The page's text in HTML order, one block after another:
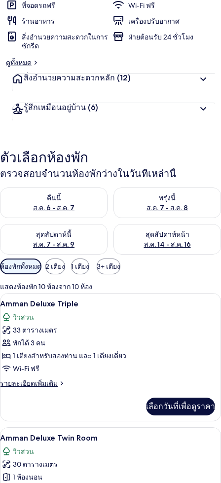
ที่จอดรถฟรี
Wi-Fi ฟรี
ร้านอาหาร
เครื่องปรับอากาศ
สิ่งอำนวยความสะดวกในการ
ซักรีด
ฝ่ายต้อนรับ 24 ชั่วโมง
ดูทั้งหมด
สิ่งอำนวยความสะดวกหลัก (12)
รู้สึกเหมือนอยู่บ้าน (6)
ตัวเลือกห้องพัก
ตรวจสอบจำนวนห้องพักว่างในวันที่เหล่านี้
คืนนี้
ส.ค. 6 - ส.ค. 7
ตรวจสอบจำนวนห้องพักว่างในคืนนี้ ส.ค. 6 - ส.ค. 7พรุ่งนี้
ส.ค. 7 - ส.ค. 8
ตรวจสอบจำนวนห้องพักว่างใน
สุดสัปดาห์นี้
ส.ค. 7 - ส.ค. 9
ตรวจสอบจำนวนห้องพักว่างในสุดสัปดาห์นี้ ส.ค. 7 - ส.ค. 9
สุดสัปดาห์หน้า
ส.ค. 14 - ส.ค. 16
ตรวจสอบจำนวนห้องพักว่างใน
ตัว
กรอง
ที่
มี
ให้
สำหรับ
ห้อง
พัก
ห้องพักทั้งหมด 2 เตียง 1 เตียง 3+ เตียง
แสดงห้องพัก 10 ห้องจาก 10 ห้อง
เปิด
ภาพถ่าย
ทั้งหมด
ของ
Amman
Deluxe
Triple
Amman Deluxe Triple | ตู้นิรภัยในห้
10
Amman Deluxe Triple
วิวสวน
33 ตารางเมตร
พักได้ 3 คน
1 เตียงสำหรับสองท่าน และ 1 เตียงเดี่ยว
Wi-Fi ฟรี
รายละเอียดเพิ่มเติม
ราย
เกี่ยว
กับ
Amman
Deluxe
Triple
เลือกวันที่เพื่อดูราคา
เปิด
ภาพถ่าย
ทั้งหมด
ของ
Amman Deluxe Twin Room | ตู้นิรภั
10
Amman Deluxe Twin Room
วิวสวน
30 ตารางเมตร
1 ห้องนอน